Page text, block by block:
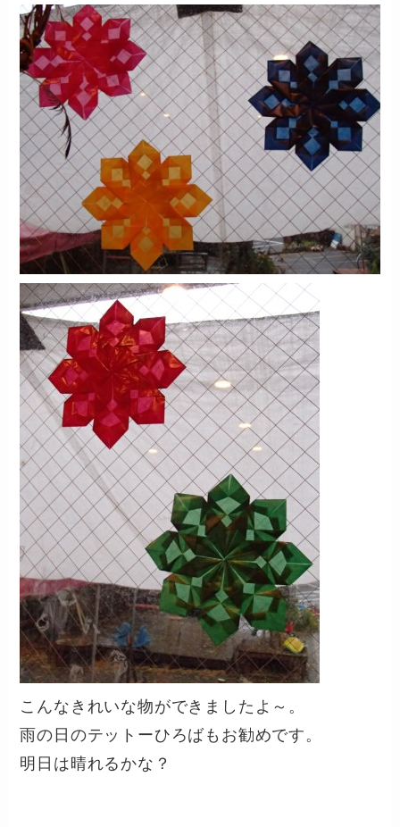
こんなきれいな物ができましたよ～。
雨の日のテットーひろばもお勧めです。
明日は晴れるかな？